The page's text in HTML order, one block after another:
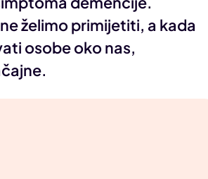
želimo primijetiti, a kada
osobe oko nas,